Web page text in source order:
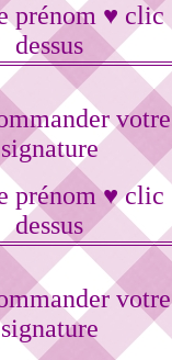
prénom ♥ clic
dessus
votre
signature
prénom ♥ clic
dessus
votre
signature